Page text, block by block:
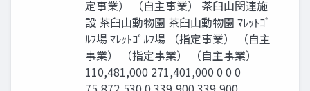
定事業） （自主事業） 茶臼山関連施
設 茶臼山動物園 茶臼山動物園 ﾏﾚｯﾄｺﾞ
ﾙﾌ場 ﾏﾚｯﾄｺﾞﾙﾌ場 （指定事業） （自主
事業） （指定事業） （自主事業）
110,481,000 271,401,000 0 0 0